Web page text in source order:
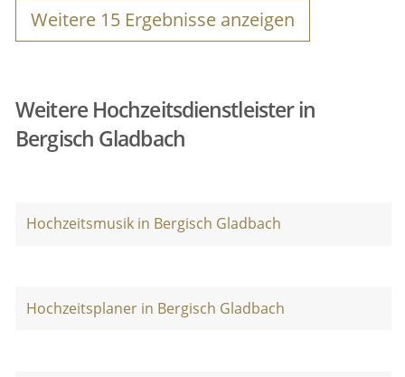
Weitere 15 Ergebnisse anzeigen
Weitere Hochzeitsdienstleister in
Bergisch Gladbach
Hochzeitsmusik in Bergisch Gladbach
Hochzeitsplaner in Bergisch Gladbach